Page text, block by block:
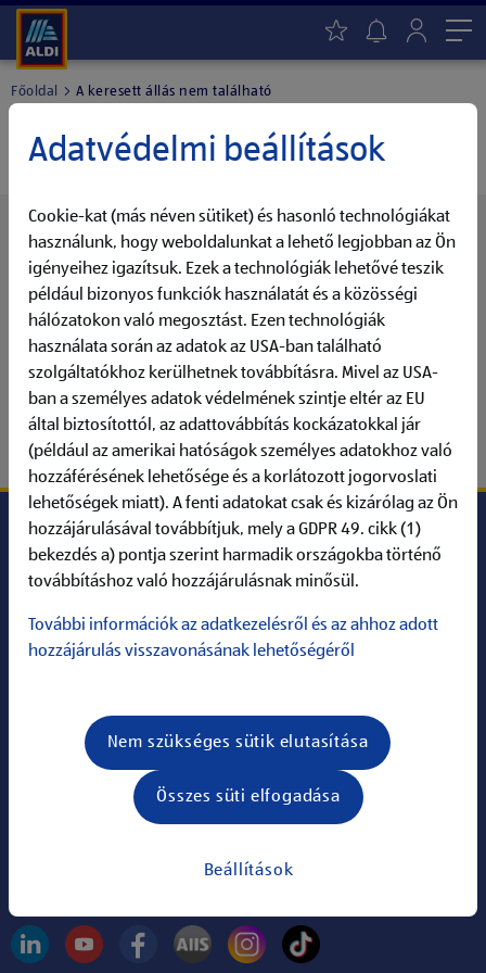
Főoldal A keresett állás nem található
A keresett állás nem található.
Mindig naprakészen - Aktiváld az ALDI Állásfigyelő
funkcióját
Érdekelned további pozícióink?
Válaszd ki a Számodra érdekes tevékenységi területet,
további álláslehetőségeket illetően.
Állásfigyelő
ALDI Karrier
Állások
Adatvédelmi beállítások
Cookie-kat (más néven sütiket) és hasonló technológiákat
használunk, hogy weboldalunkat a lehető legjobban az Ön
igényeihez igazítsuk. Ezek a technológiák lehetővé teszik
például bizonyos funkciók használatát és a közösségi
hálózatokon való megosztást. Ezen technológiák
használata során az adatok az USA-ban található
szolgáltatókhoz kerülhetnek továbbításra. Mivel az USA-
ban a személyes adatok védelmének szintje eltér az EU
által biztosítottól, az adattovábbítás kockázatokkal jár
(például az amerikai hatóságok személyes adatokhoz való
hozzáférésének lehetősége és a korlátozott jogorvoslati
lehetőségek miatt). A fenti adatokat csak és kizárólag az Ön
hozzájárulásával továbbítjuk, mely a GDPR 49. cikk (1)
bekezdés a) pontja szerint harmadik országokba történő
továbbításhoz való hozzájárulásnak minősül.
További információk az adatkezelésről és az ahhoz adott
hozzájárulás visszavonásának lehetőségéről
Beállítások
Nem szükséges sütik elutasítása
Összes süti elfogadása